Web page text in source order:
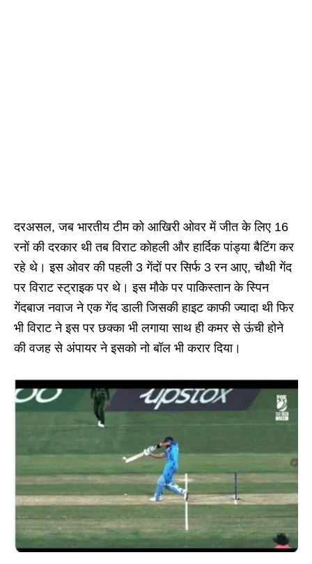
दरअसल, जब भारतीय टीम को आखिरी ओवर में जीत के लिए 16
रनों की दरकार थी तब विराट कोहली और हार्दिक पांड्या बैटिंग कर
रहे थे। इस ओवर की पहली 3 गेंदों पर सिर्फ 3 रन आए, चौथी गेंद
पर विराट स्ट्राइक पर थे। इस मौके पर पाकिस्तान के स्पिन
गेंदबाज नवाज ने एक गेंद डाली जिसकी हाइट काफी ज्यादा थी फिर
भी विराट ने इस पर छक्का भी लगाया साथ ही कमर से ऊंची होने
की वजह से अंपायर ने इसको नो बॉल भी करार दिया।